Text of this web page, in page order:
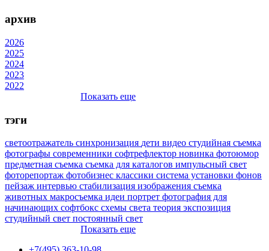
архив
2026
2025
2024
2023
2022
Показать еще
тэги
светоотражатель синхронизация дети видео студийная съемка
фотографы современники софтрефлектор новинка фотоюмор
предметная съемка съемка для каталогов импульсный свет
фоторепортаж фотобизнес классики система установки фонов
пейзаж интервью стабилизация изображения съемка
животных макросъемка идеи портрет фотография для
начинающих софтбокс схемы света теория экспозиция
студийный свет постоянный свет
Показать еще